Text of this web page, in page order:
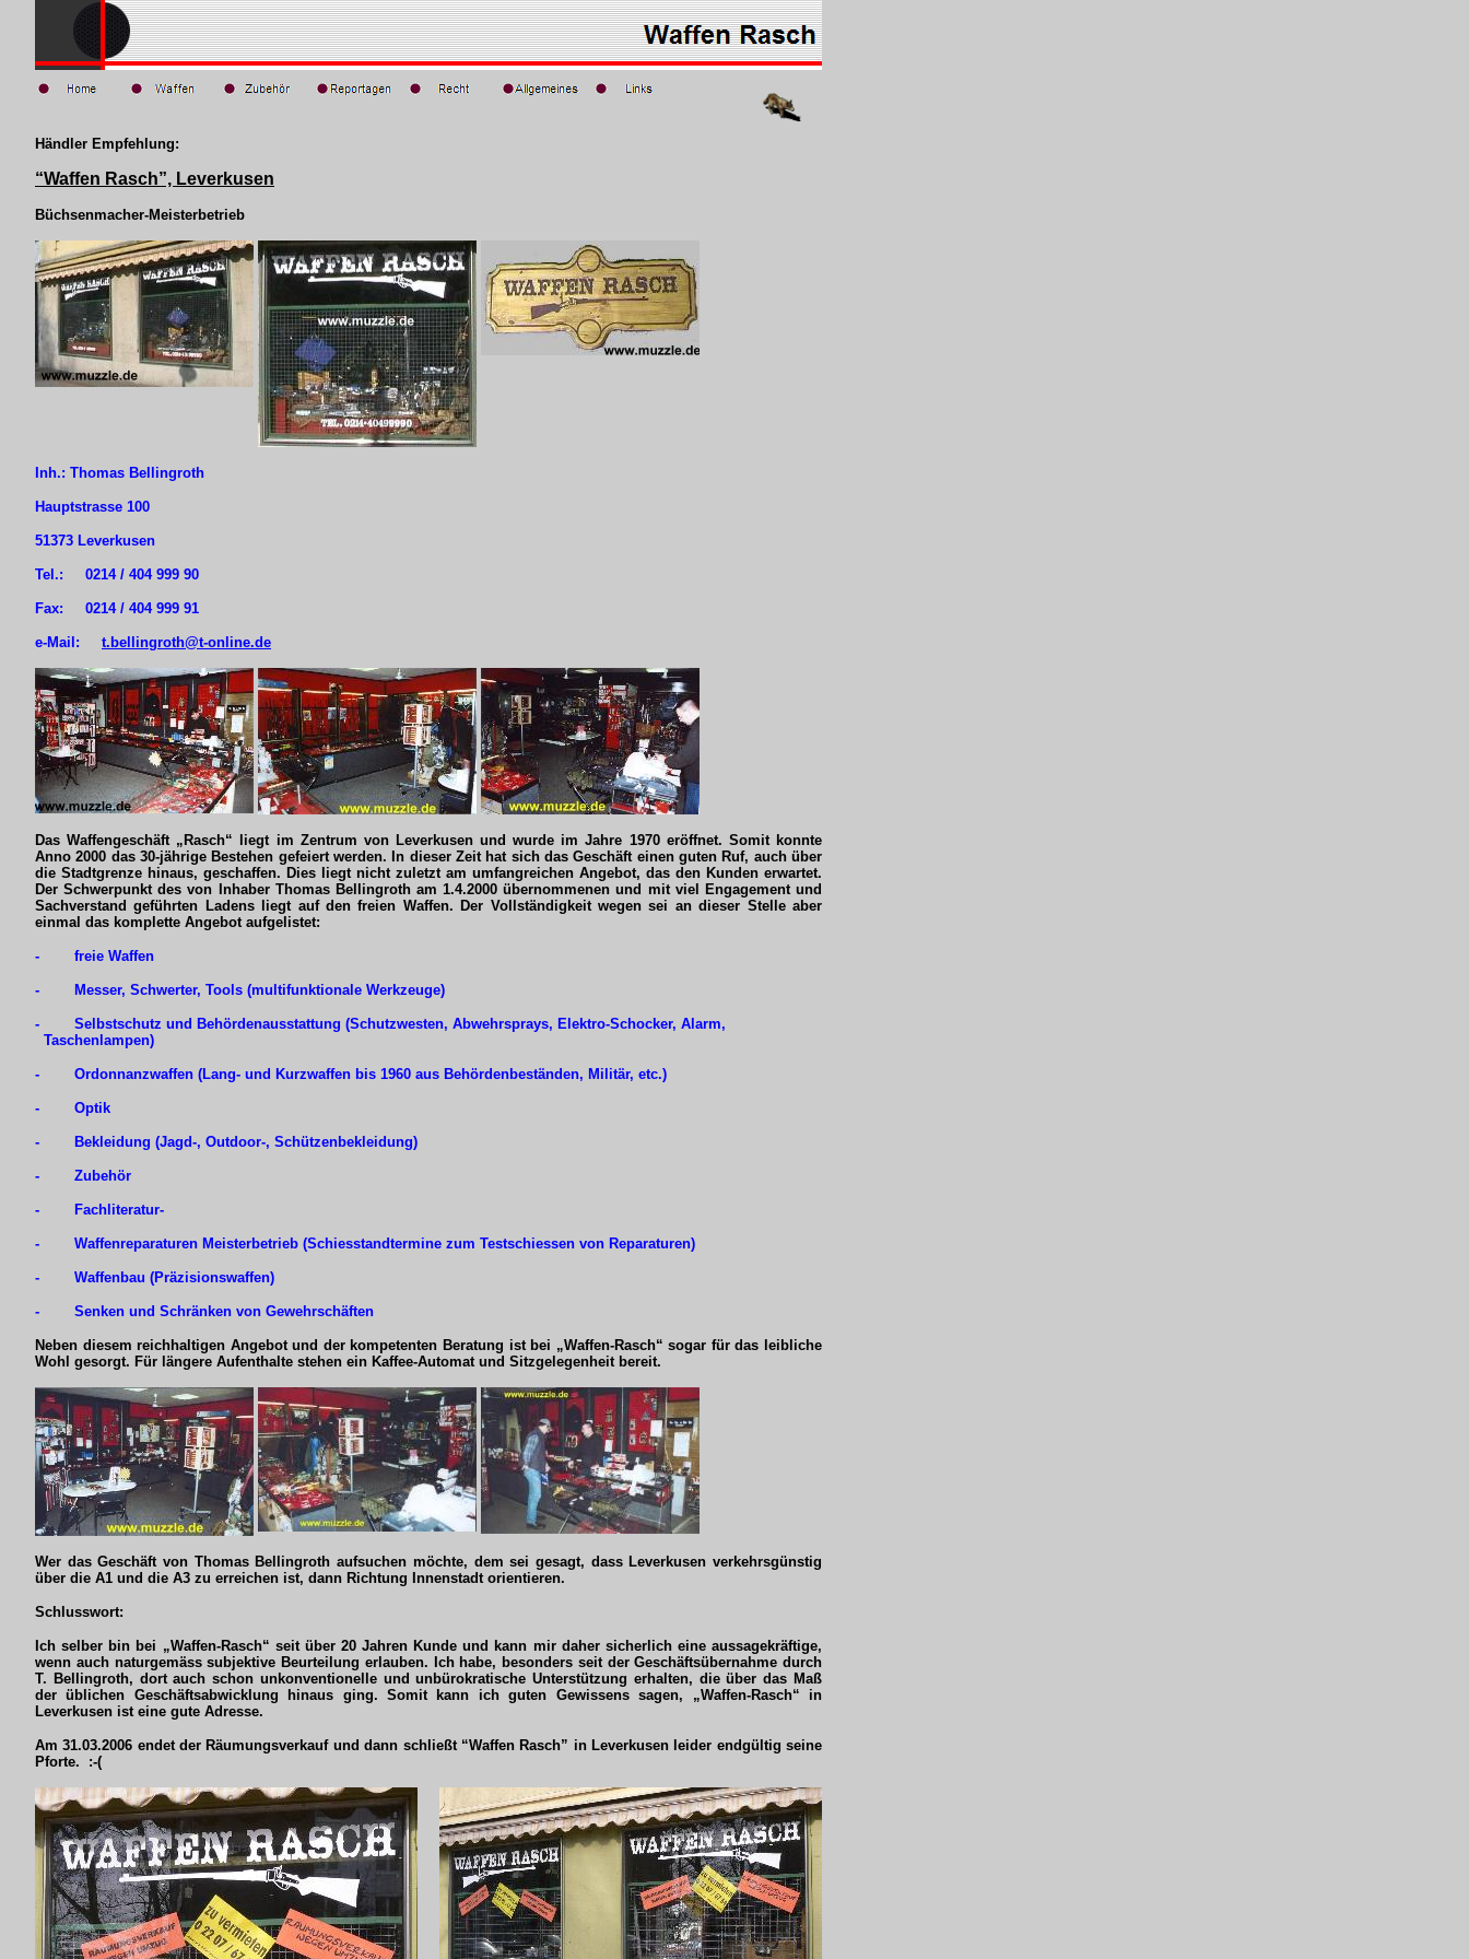
Händler Empfehlung:
“Waffen Rasch”, Leverkusen
Büchsenmacher-Meisterbetrieb
Inh.: Thomas Bellingroth
Hauptstrasse 100
51373 Leverkusen
Tel.: 0214 / 404 999 90
Fax: 0214 / 404 999 91
e-Mail: t.bellingroth@t-online.de
Das Waffengeschäft „Rasch“ liegt im Zentrum von Leverkusen und wurde im Jahre 1970 eröffnet. Somit konnte
Anno 2000 das 30-jährige Bestehen gefeiert werden. In dieser Zeit hat sich das Geschäft einen guten Ruf, auch über
die Stadtgrenze hinaus, geschaffen. Dies liegt nicht zuletzt am umfangreichen Angebot, das den Kunden erwartet.
Der Schwerpunkt des von Inhaber Thomas Bellingroth am 1.4.2000 übernommenen und mit viel Engagement und
Sachverstand geführten Ladens liegt auf den freien Waffen. Der Vollständigkeit wegen sei an dieser Stelle aber
einmal das komplette Angebot aufgelistet:
- freie Waffen
- Messer, Schwerter, Tools (multifunktionale Werkzeuge)
- Selbstschutz und Behördenausstattung (Schutzwesten, Abwehrsprays, Elektro-Schocker, Alarm,
Taschenlampen)
- Ordonnanzwaffen (Lang- und Kurzwaffen bis 1960 aus Behördenbeständen, Militär, etc.)
- Optik
- Bekleidung (Jagd-, Outdoor-, Schützenbekleidung)
- Zubehör
- Fachliteratur-
- Waffenreparaturen Meisterbetrieb (Schiesstandtermine zum Testschiessen von Reparaturen)
- Waffenbau (Präzisionswaffen)
- Senken und Schränken von Gewehrschäften
Neben diesem reichhaltigen Angebot und der kompetenten Beratung ist bei „Waffen-Rasch“ sogar für das leibliche
Wohl gesorgt. Für längere Aufenthalte stehen ein Kaffee-Automat und Sitzgelegenheit bereit.
Wer das Geschäft von Thomas Bellingroth aufsuchen möchte, dem sei gesagt, dass Leverkusen verkehrsgünstig
über die A1 und die A3 zu erreichen ist, dann Richtung Innenstadt orientieren.
Schlusswort:
Ich selber bin bei „Waffen-Rasch“ seit über 20 Jahren Kunde und kann mir daher sicherlich eine aussagekräftige,
wenn auch naturgemäss subjektive Beurteilung erlauben. Ich habe, besonders seit der Geschäftsübernahme durch
T. Bellingroth, dort auch schon unkonventionelle und unbürokratische Unterstützung erhalten, die über das Maß
der üblichen Geschäftsabwicklung hinaus ging. Somit kann ich guten Gewissens sagen, „Waffen-Rasch“ in
Leverkusen ist eine gute Adresse.
Am 31.03.2006 endet der Räumungsverkauf und dann schließt “Waffen Rasch” in Leverkusen leider endgültig seine
Pforte. :-(